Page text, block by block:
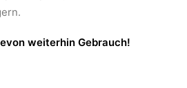
weiterhin Gebrauch!